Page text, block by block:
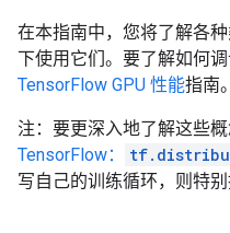
在本指南中，您将了解各
下使用它们。要了解如何
TensorFlow GPU 性能指南。
注：要更深入地了解这些
TensorFlow：
写自己的训练循环，则特别